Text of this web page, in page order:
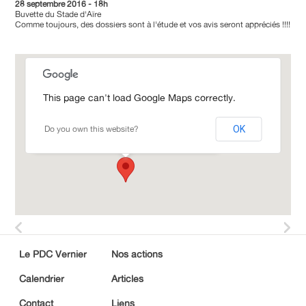
28 septembre 2016 - 18h
Buvette du Stade d'Aïre
Comme toujours, des dossiers sont à l'étude et vos avis seront appréciés !!!!
Chemin des Fossés 8 - Aïre
This page can't load Google Maps correctly.
Do you own this website? OK
Le PDC Vernier Nos actions
Calendrier Articles
Contact Liens